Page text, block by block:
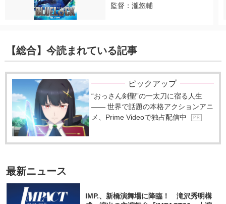
監督：瀧悠輔
【総合】今読まれている記事
ピックアップ
“おっさん剣聖”の一太刀に宿る人生
―― 世界で話題の本格アクションアニ
メ、Prime Videoで独占配信中
P R
最新ニュース
IMP.、新橋演舞場に降臨！ 滝沢秀明構